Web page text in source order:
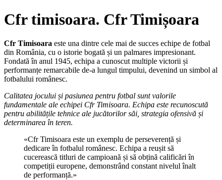
Cfr timisoara. Cfr Timișoara
Cfr Timisoara este una dintre cele mai de succes echipe de fotbal
din România, cu o istorie bogată și un palmares impresionant.
Fondată în anul 1945, echipa a cunoscut multiple victorii și
performanțe remarcabile de-a lungul timpului, devenind un simbol al
fotbalului românesc.
Calitatea jocului și pasiunea pentru fotbal sunt valorile
fundamentale ale echipei Cfr Timisoara. Echipa este recunoscută
pentru abilitățile tehnice ale jucătorilor săi, strategia ofensivă și
determinarea în teren.
«Cfr Timisoara este un exemplu de perseverență și
dedicare în fotbalul românesc. Echipa a reușit să
cucerească titluri de campioană și să obțină calificări în
competiții europene, demonstrând constant nivelul înalt
de performanță.»